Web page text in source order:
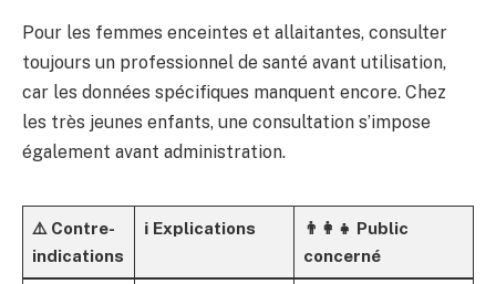
Pour les femmes enceintes et allaitantes, consulter
toujours un professionnel de santé avant utilisation,
car les données spécifiques manquent encore. Chez
les très jeunes enfants, une consultation s’impose
également avant administration.
⚠️ Contre-
indications
ℹ️ Explications
👨‍👩‍👧 Public
concerné